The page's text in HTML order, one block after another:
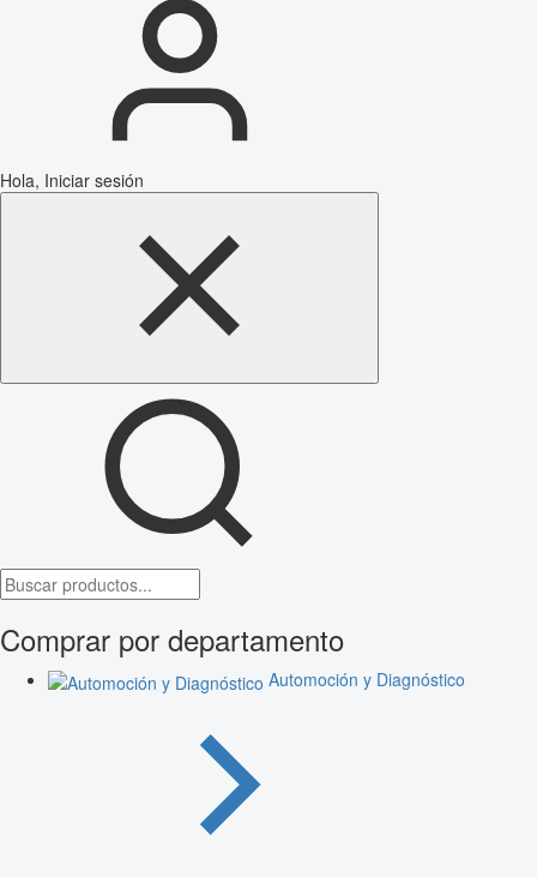
Hola, Iniciar sesión
Comprar por departamento
Automoción y Diagnóstico